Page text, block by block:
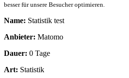
besser für unsere Besucher optimieren.
Name: Statistik test
Anbieter: Matomo
Dauer: 0 Tage
Art: Statistik